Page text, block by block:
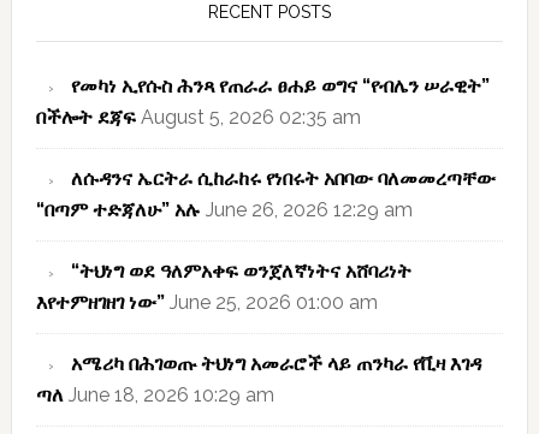
RECENT POSTS
የመካነ ኢየሱስ ሕንጻ የጠራራ ፀሐይ ወግና “የብሌን ሠራዊት”
በችሎት ደጃፍ August 5, 2026 02:35 am
ለሱዳንና ኤርትራ ሲከራከሩ የነበሩት አበባው ባለመመረጣቸው
“በጣም ተድጃለሁ” አሉ June 26, 2026 12:29 am
“ትህነግ ወደ ዓለምአቀፍ ወንጀለኛነትና አሸባሪነት
እየተምዘገዘገ ነው” June 25, 2026 01:00 am
አሜሪካ በሕገወጡ ትህነግ አመራሮች ላይ ጠንካራ የቪዛ እገዳ
ጣለ June 18, 2026 10:29 am